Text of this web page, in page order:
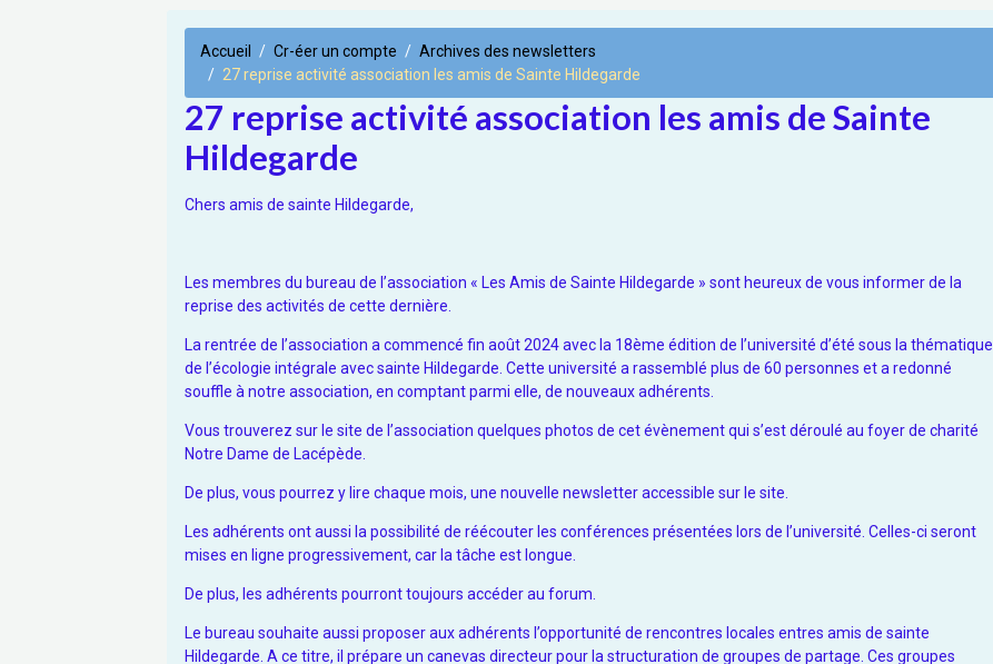
Accueil Cr-éer un compte
Archives des newsletters
27 reprise activité association les amis de Sainte Hildegarde
27 reprise activité association les amis de Sainte
Hildegarde
Chers amis de sainte Hildegarde,
Les membres du bureau de l’association « Les Amis de Sainte Hildegarde » sont heureux de vous informer de la
reprise des activités de cette dernière.
La rentrée de l’association a commencé fin août 2024 avec la 18ème édition de l’université d’été sous la thématique
de l’écologie intégrale avec sainte Hildegarde. Cette université a rassemblé plus de 60 personnes et a redonné
souffle à notre association, en comptant parmi elle, de nouveaux adhérents.
Vous trouverez sur le site de l’association quelques photos de cet évènement qui s’est déroulé au foyer de charité
Notre Dame de Lacépède.
De plus, vous pourrez y lire chaque mois, une nouvelle newsletter accessible sur le site.
Les adhérents ont aussi la possibilité de réécouter les conférences présentées lors de l’université. Celles-ci seront
mises en ligne progressivement, car la tâche est longue.
De plus, les adhérents pourront toujours accéder au forum.
Le bureau souhaite aussi proposer aux adhérents l’opportunité de rencontres locales entres amis de sainte
Hildegarde. A ce titre, il prépare un canevas directeur pour la structuration de groupes de partage. Ces groupes